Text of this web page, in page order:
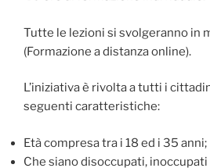
Tutte le lezioni si svolgeranno in
(Formazione a distanza online).
L’iniziativa è rivolta a tutti i
seguenti caratteristiche:
Età compresa tra i 18 ed i 35 anni;
Che siano disoccupati,